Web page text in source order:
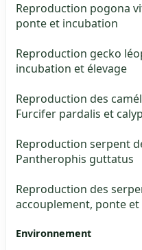
Reproduction pogona
ponte et incubation
Reproduction gecko
incubation et élevage
Reproduction des
Furcifer pardalis et
Reproduction serpent
Pantherophis guttatus
Reproduction des
accouplement, ponte
Environnement